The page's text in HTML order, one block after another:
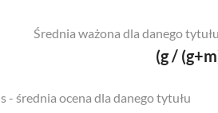
Średnia ważona dla danego
(g /
s - średnia ocena dla danego tytułu